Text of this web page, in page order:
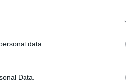
data.
Data.
τεχνολογίες όπως cookies για
δεδομένα προσωπικού
μπορεί να επηρεάσει
ΠΡΟΒΟΛΉ
Erasmus+, που
εργαλείων, την
την εκπαιδευτική
διδασκαλίας,